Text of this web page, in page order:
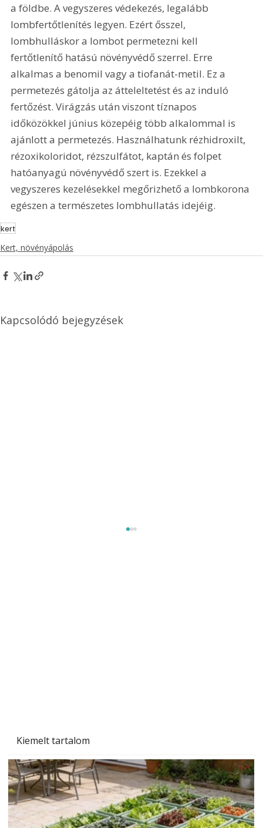
Kiemelt tartalom
a földbe. A vegyszeres védekezés, legalább
lombfertőtlenítés legyen. Ezért ősszel,
lombhulláskor a lombot permetezni kell
fertőtlenítő hatású növényvédő szerrel. Erre
alkalmas a benomil vagy a tiofanát-metil. Ez a
permetezés gátolja az átteleltetést és az induló
fertőzést. Virágzás után viszont tíznapos
időközökkel június közepéig több alkalommal is
ajánlott a permetezés. Használhatunk rézhidroxilt,
rézoxikoloridot, rézszulfátot, kaptán és folpet
hatóanyagú növényvédő szert is. Ezekkel a
vegyszeres kezelésekkel megőrizhető a lombkorona
egészen a természetes lombhullatás idejéig.
kert
Kert, növényápolás
Kapcsolódó bejegyzések